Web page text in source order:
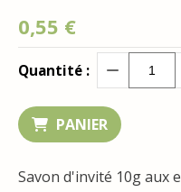
0,55 €
Quantité :
PANIER
Savon d'invité 10g aux